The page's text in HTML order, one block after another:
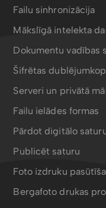
Failu sinhronizācija
Mākslīgā intelekta
Dokumentu vadības
Šifrētas
Serveri un privātā
Failu ielādes formas
Pārdot digitālo
Publicēt saturu
Foto izdruku
Bergafoto drukas